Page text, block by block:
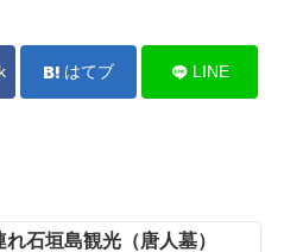
はてブ LINE
れ石垣島観光（唐人墓）